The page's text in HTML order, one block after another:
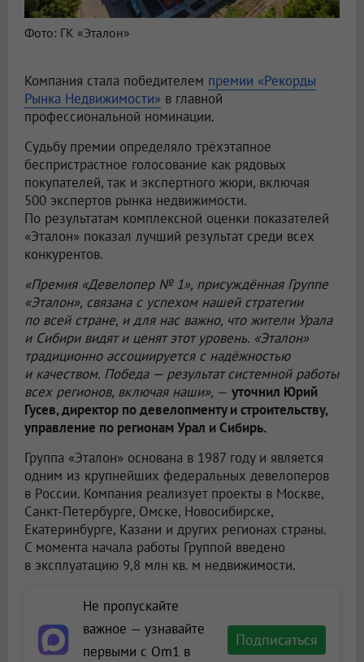
Фото: ГК «Эталон»
Компания стала победителем премии «Рекорды
Рынка Недвижимости» в главной
профессиональной номинации.
Судьбу премии определяло трёхэтапное
беспристрастное голосование как рядовых
покупателей, так и экспертного жюри, включая
500 экспертов рынка недвижимости.
По результатам комплексной оценки показателей
«Эталон» показал лучший результат среди всех
конкурентов.
«Премия «Девелопер № 1», присуждённая Группе
«Эталон», связана с успехом нашей стратегии
по всей стране, и для нас важно, что жители Урала
и Сибири видят и ценят этот уровень. «Эталон»
традиционно ассоциируется с надёжностью
и качеством. Победа — результат системной работы
всех регионов, включая наши», — уточнил Юрий
Гусев, директор по девелопменту и строительству,
управление по регионам Урал и Сибирь.
Группа «Эталон» основана в 1987 году и является
одним из крупнейших федеральных девелоперов
в России. Компания реализует проекты в Москве,
Санкт-Петербурге, Омске, Новосибирске,
Екатеринбурге, Казани и других регионах страны.
С момента начала работы Группой введено
в эксплуатацию 9,8 млн кв. м недвижимости.
Не пропускайте
важное — узнавайте
первыми с Om1 в
Подписаться